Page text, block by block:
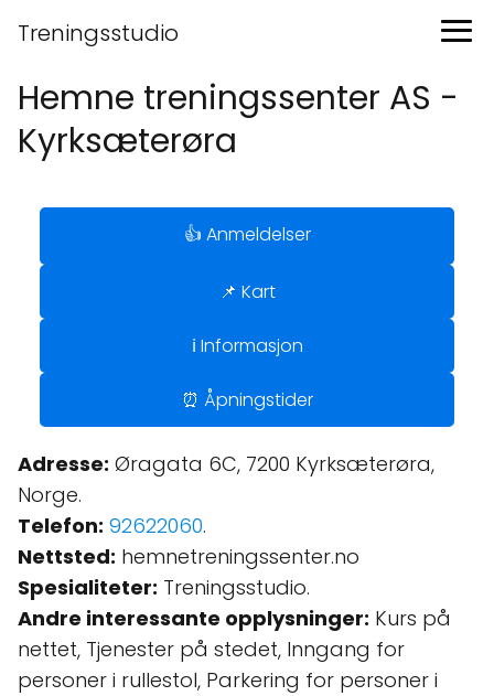
Treningsstudio
Hemne treningssenter AS -
Kyrksæterøra
👍 Anmeldelser
📌 Kart
ℹ️ Informasjon
⏰ Åpningstider
Adresse: Øragata 6C, 7200 Kyrksæterøra,
Norge.
Telefon: 92622060.
Nettsted: hemnetreningssenter.no
Spesialiteter: Treningsstudio.
Andre interessante opplysninger: Kurs på
nettet, Tjenester på stedet, Inngang for
personer i rullestol, Parkering for personer i